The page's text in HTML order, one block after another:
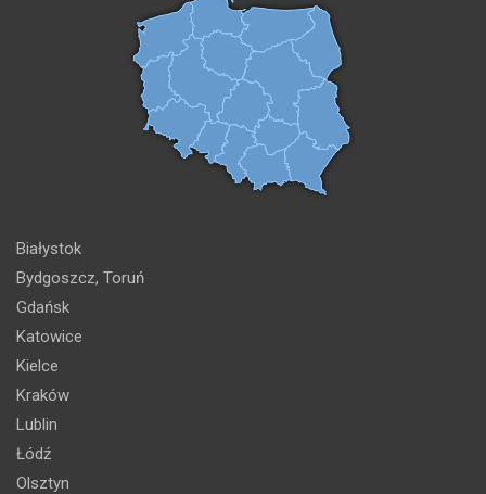
Białystok
Bydgoszcz, Toruń
Gdańsk
Katowice
Kielce
Kraków
Lublin
Łódź
Olsztyn